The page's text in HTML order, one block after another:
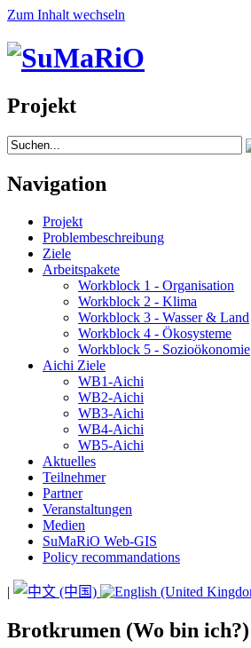
Zum Inhalt wechseln
Projekt
Navigation
Projekt
Problembeschreibung
Ziele
Arbeitspakete
Workblock 1 - Organisation
Workblock 2 - Klima
Workblock 3 - Wasser & Land
Workblock 4 - Ökosysteme
Workblock 5 - Sozioökonomie
Aichi Ziele
WB1-Aichi
WB2-Aichi
WB3-Aichi
WB4-Aichi
WB5-Aichi
Aktuelles
Teilnehmer
Partner
Veranstaltungen
Medien
SuMaRiO Web-GIS
Policy recommandations
|
Brotkrumen (Wo bin ich?)